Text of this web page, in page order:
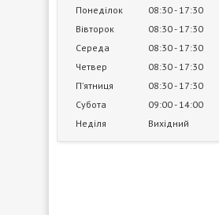
Понеділок 08:30 17:30
Вівторок
08:30 17:30
Середа
08:30 17:30
Четвер
08:30 17:30
Пʼятниця
08:30 17:30
Субота
09:00 14:00
Неділя
Вихідний